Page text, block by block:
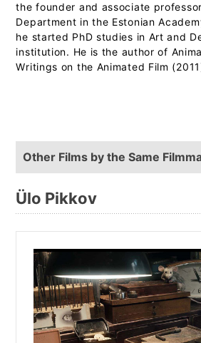
the founder and associate
Department in the Estonian
he started PhD studies in Art and
institution. He is the author of
Writings on the Animated Film
Other Films by the Same
Ülo Pikkov